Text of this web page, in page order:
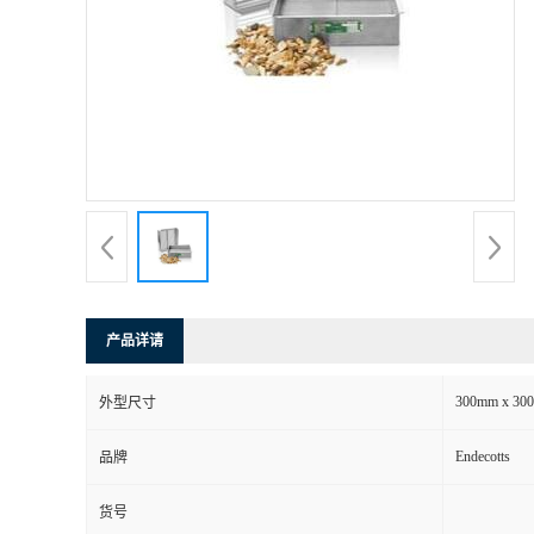
产品详请
外型尺寸 300mm x
品牌 Endecotts
货号